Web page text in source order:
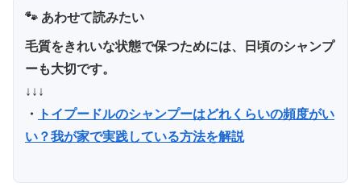
🐾 あわせて読みたい
毛質をきれいな状態で保つためには、日頃のシャンプ
ーも大切です。
↓↓↓
・
トイプードルのシャンプーはどれくらいの頻度がい
い？我が家で実践している方法を解説